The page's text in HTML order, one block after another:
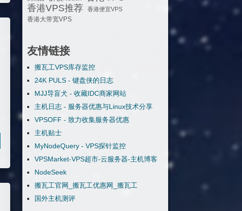
香港VPS推荐
香港便宜VPS
香港大带宽VPS
友情链接
搬瓦工VPS库存监控
24K PULS - 键盘侠的日志
MJJ导盲犬 - 收藏IDC商家网站
主机日志 - 服务器优惠与Linux技术分享
VPSOFF - 致力收集服务器优惠
主机贴士
MyNodeQuery - VPS探针监控
VPSMarket-VPS超市-云服务器-主机博客
NodeSeek
搬瓦工官网_搬瓦工优惠网_搬瓦工
国外主机测评